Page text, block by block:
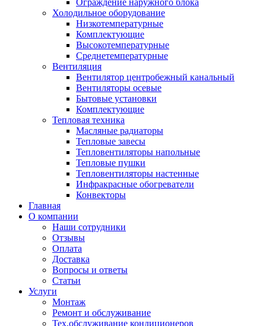
Ограждение наружного блока
Холодильное оборудование
Низкотемпературные
Комплектующие
Высокотемпературные
Среднетемпературные
Вентиляция
Вентилятор центробежный канальный
Вентиляторы осевые
Бытовые установки
Комплектующие
Тепловая техника
Масляные радиаторы
Тепловые завесы
Тепловентиляторы напольные
Тепловые пушки
Тепловентиляторы настенные
Инфракрасные обогреватели
Конвекторы
Главная
О компании
Наши сотрудники
Отзывы
Оплата
Доставка
Вопросы и ответы
Статьи
Услуги
Монтаж
Ремонт и обслуживание
Тех.обслуживание кондиционеров